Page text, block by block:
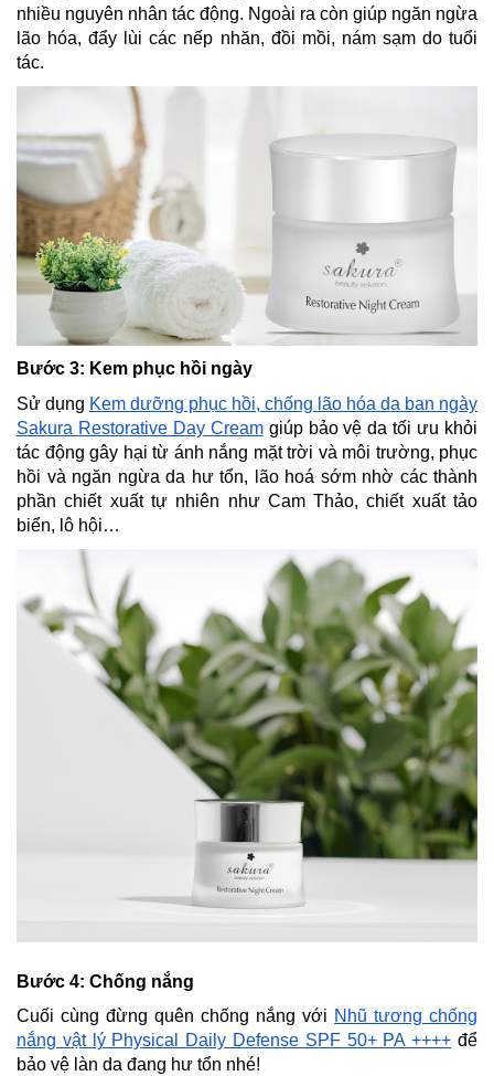
nhiều nguyên nhân tác động. Ngoài ra còn giúp ngăn ngừa
lão hóa, đẩy lùi các nếp nhăn, đồi mồi, nám sạm do tuổi
tác.
Bước 3: Kem phục hồi ngày
Sử dụng Kem dưỡng phục hồi, chống lão hóa da ban ngày
Sakura Restorative Day Creamgiúp bảo vệ da tối ưu khỏi
tác động gây hại từ ánh nắng mặt trời và môi trường, phục
hồi và ngăn ngừa da hư tổn, lão hoá sớm nhờ các thành
phần chiết xuất tự nhiên như Cam Thảo, chiết xuất tảo
biển, lô hội…
Bước 4: Chống nắng
Cuối cùng đừng quên chống nắng với Nhũ tương chống
nắng vật lý Physical Daily Defense SPF 50+ PA ++++ để
bảo vệ làn da đang hư tổn nhé!